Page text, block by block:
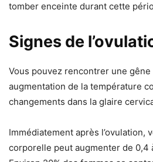
tomber enceinte durant cette
Signes de
Vous pouvez rencontrer une
augmentation de la température
changements dans la glaire
Immédiatement après l’ovulation,
corporelle peut augmenter de 0,4